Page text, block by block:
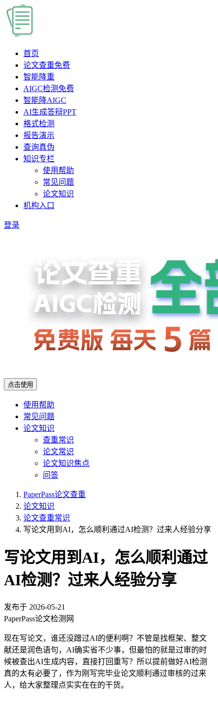
首页
论文查重免费
智能降重
AIGC检测 免费
智能降AIGC
AI生成答辩PPT
格式检测
报告演示
查询真伪
知识专栏
使用帮助
常见问题
论文知识
机构入口
登录
点击使用
使用帮助
常见问题
论文知识
查重常识
论文常识
论文知识焦点
问答
PaperPass论文查重
论文知识
论文查重常识
写论文用到AI，怎么顺利通过AI检测？过来人经验分享
写论文用到AI，怎么顺利通过
AI检测？过来人经验分享
发布于 2026-05-21
PaperPass论文检测网
现在写论文，谁还没蹭过AI的便利啊？不管是找框架、整文
献还是润色语句，AI确实省不少事，但最怕的就是过审的时
候被查出AI生成内容，直接打回重写？所以提前做好AI检测
真的太有必要了，作为刚写完毕业论文顺利通过审核的过来
人，给大家整理点实实在在的干货。